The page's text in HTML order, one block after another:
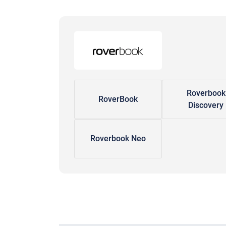
RoverBook
Roverbook
Discovery
Roverbook Neo